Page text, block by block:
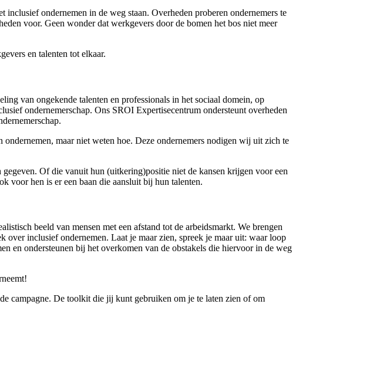
ondernemen in de weg staan. Overheden proberen ondernemers te
voor. Geen wonder dat werkgevers door de bomen het bos niet meer
en talenten tot elkaar.
van ongekende talenten en professionals in het sociaal domein, op
ondernemerschap. Ons SROI Expertisecentrum ondersteunt overheden
maar niet weten hoe. Deze ondernemers nodigen wij uit zich te
Of die vanuit hun (uitkering)positie niet de kansen krijgen voor een
voor hen is er een baan die aansluit bij hun talenten.
beeld van mensen met een afstand tot de arbeidsmarkt. We brengen
over inclusief ondernemen. Laat je maar zien, spreek je maar uit: waar loop
en ondersteunen bij het overkomen van de obstakels die hiervoor in de weg
campagne. De toolkit die jij kunt gebruiken om je te laten zien of om